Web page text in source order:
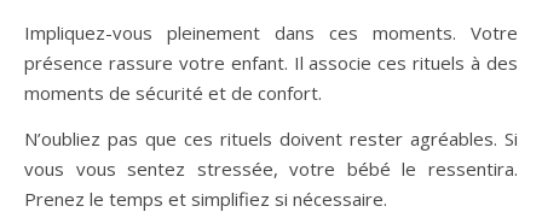
Impliquez-vous pleinement dans ces moments. Votre
présence rassure votre enfant. Il associe ces rituels à des
moments de sécurité et de confort.
N’oubliez pas que ces rituels doivent rester agréables. Si
vous vous sentez stressée, votre bébé le ressentira.
Prenez le temps et simplifiez si nécessaire.